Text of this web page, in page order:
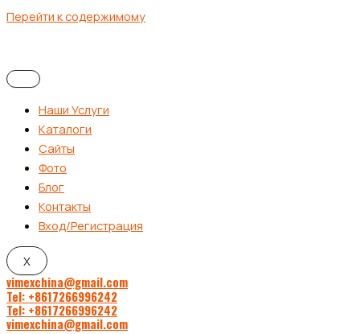
Перейти к содержимому
Наши Услуги
Каталоги
Сайты
Фото
Блог
Контакты
Вход/Регистрация
X
vimexchina@gmail.com
Tel: +8617266996242
Tel: +8617266996242
vimexchina@gmail.com